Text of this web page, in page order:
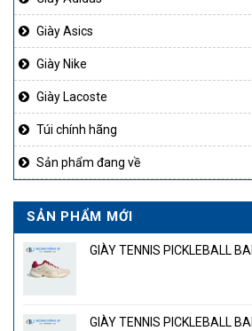
Giày Asics
Giày Nike
Giày Lacoste
Túi chính hãng
Sản phẩm đang về
SẢN PHẨM MỚI
GIÀY TENNIS PICKLEBALL
GIÀY TENNIS PICKLEBALL